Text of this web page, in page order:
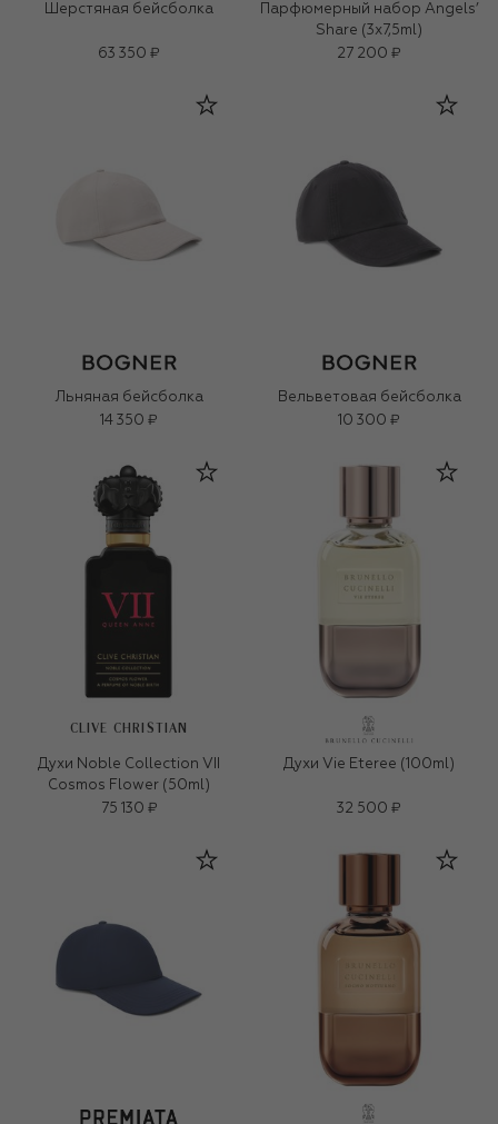
Шерстяная бейсболка
63 350 ₽
Парфюмерный набор Angels’
Share (3x7,5ml)
27 200 ₽
Льняная бейсболка
14 350 ₽
Вельветовая бейсболка
10 300 ₽
CLIVE CHRISTIAN
Духи Noble Collection VII
Cosmos Flower (50ml)
75 130 ₽
Духи Vie Eteree (100ml)
32 500 ₽